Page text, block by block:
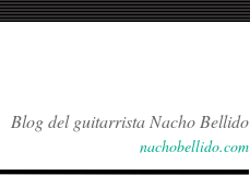
Blog del guitarrista Nacho Bellido
nachobellido.com